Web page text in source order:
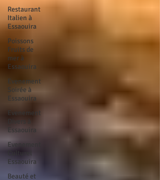
Restaurant
Italien à
Essaouira
Poissons
Fruits de
mer à
Essaouira
Evenement
Soirée à
Essaouira
Evenement
Essaouira
Evenement
Culturel
Essaouira
Beauté et